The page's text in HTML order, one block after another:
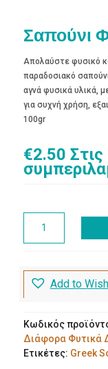
Σαπούνι
Απολαύστε φυσικό
παραδοσιακό
αγνά φυσικά υλικά,
για συχνή χρήση,
100gr
€2.50 Στις
Φυσικό
ποσότητα
Add to
Κωδικός
Διάφορα Φυτικά
Ετικέτες: Greek